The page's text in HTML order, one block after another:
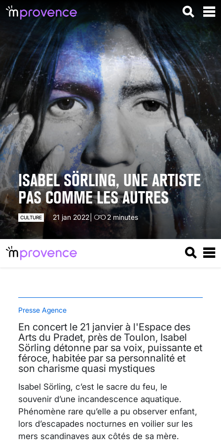
ISABEL SÖRLING, UNE ARTISTE
PAS COMME LES AUTRES
CULTURE 21 jan 2022 2 minutes
En concert le 21 janvier à l'Espace des
Arts du Pradet, près de Toulon, Isabel
Sörling détonne par sa voix, puissante et
féroce, habitée par sa personnalité et
son charisme quasi mystiques
Presse Agence
Isabel Sörling, c’est le sacre du feu, le
souvenir d’une incandescence aquatique.
Phénomène rare qu’elle a pu observer enfant,
lors d’escapades nocturnes en voilier sur les
mers scandinaves aux côtés de sa mère.